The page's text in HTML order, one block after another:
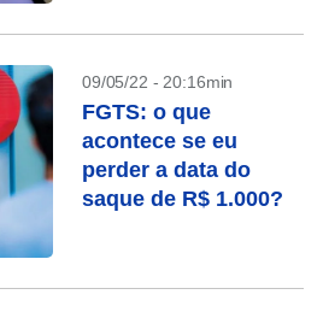
09/05/22 - 20:16min
FGTS: o que
acontece se eu
perder a data do
saque de R$ 1.000?